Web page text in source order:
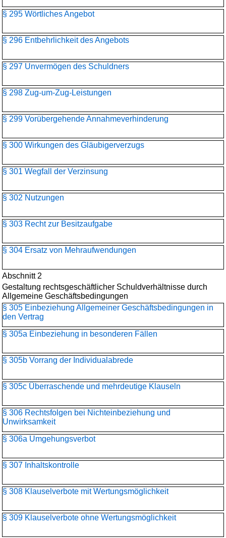
§ 295 Wörtliches Angebot
§ 296 Entbehrlichkeit des Angebots
§ 297 Unvermögen des Schuldners
§ 298 Zug-um-Zug-Leistungen
§ 299 Vorübergehende Annahmeverhinderung
§ 300 Wirkungen des Gläubigerverzugs
§ 301 Wegfall der Verzinsung
§ 302 Nutzungen
§ 303 Recht zur Besitzaufgabe
§ 304 Ersatz von Mehraufwendungen
Abschnitt 2
Gestaltung rechtsgeschäftlicher Schuldverhältnisse durch
Allgemeine Geschäftsbedingungen
§ 305 Einbeziehung Allgemeiner Geschäftsbedingungen in
den Vertrag
§ 305a Einbeziehung in besonderen Fällen
§ 305b Vorrang der Individualabrede
§ 305c Überraschende und mehrdeutige Klauseln
§ 306 Rechtsfolgen bei Nichteinbeziehung und
Unwirksamkeit
§ 306a Umgehungsverbot
§ 307 Inhaltskontrolle
§ 308 Klauselverbote mit Wertungsmöglichkeit
§ 309 Klauselverbote ohne Wertungsmöglichkeit